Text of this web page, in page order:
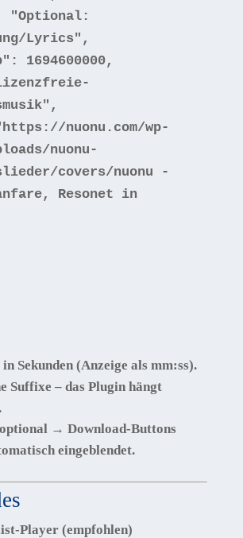
"Optional:
Lyrics" ,
: 1694600000,
,
nuonu.com/wp-
nuonu-
covers/nuonu -
Resonet in
in Sekunden(Anzeige als mm:ss).
Suffixe – das Plugin hängt
→ Download-Buttons
eingeblendet.
Player (empfohlen)